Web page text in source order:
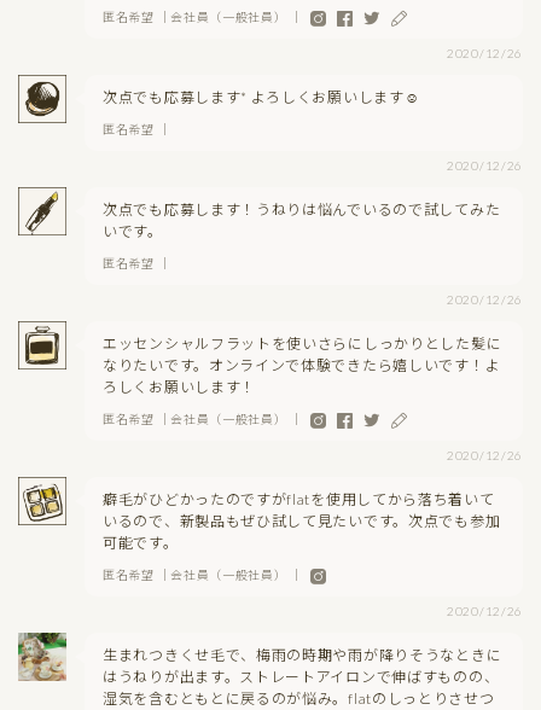
匿名希望 ｜会社員（一般社員） ｜
2020/12/26
次点でも応募します* よろしくお願いします☺︎
匿名希望 ｜
2020/12/26
次点でも応募します！うねりは悩んでいるので試してみた
いです。
匿名希望 ｜
2020/12/26
エッセンシャルフラットを使いさらにしっかりとした髪に
なりたいです。オンラインで体験できたら嬉しいです！よ
ろしくお願いします！
匿名希望 ｜会社員（一般社員） ｜
2020/12/26
癖毛がひどかったのですがflatを使用してから落ち着いて
いるので、新製品もぜひ試して見たいです。次点でも参加
可能です。
匿名希望 ｜会社員（一般社員） ｜
2020/12/26
生まれつきくせ毛で、梅雨の時期や雨が降りそうなときに
はうねりが出ます。ストレートアイロンで伸ばすものの、
湿気を含むともとに戻るのが悩み。flatのしっとりさせつ